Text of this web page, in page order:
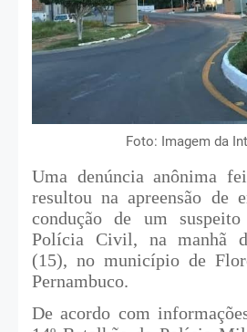
Foto: Imagem da
Uma denúncia anônima
resultou na apreensão de
condução de um
Polícia Civil, na manhã
(15), no município de
Pernambuco.
De acordo com